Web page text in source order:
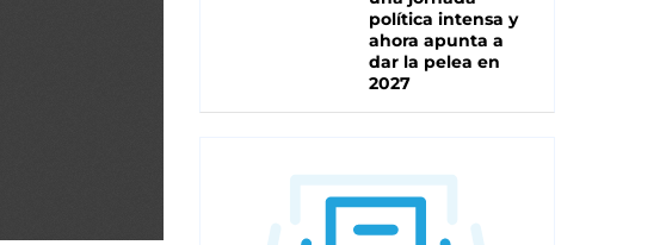
política intensa y
ahora apunta a
dar la pelea en
2027